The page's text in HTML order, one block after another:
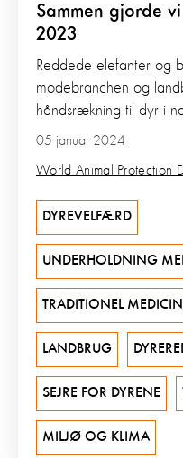
Sammen gjorde
2023
05 januar 2024
World Animal Protection
Reddede elefanter og
modebranchen og
håndsrækning til dyr i
DYREVELFÆRD
UNDERHOLDNING
TRADITIONEL MEDICIN
LANDBRUG
SEJRE FOR DYRENE
MILJØ OG KLIMA